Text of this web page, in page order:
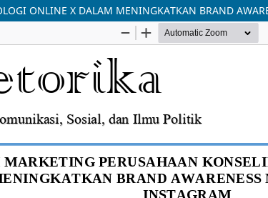
ONLINE X DALAM MENINGKATKAN BRAND